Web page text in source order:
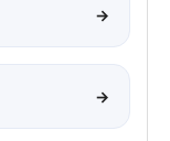
→
→